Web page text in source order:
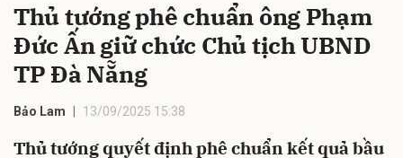
Thủ tướng phê chuẩn ông Phạm
Đức Ấn giữ chức Chủ tịch UBND
TP Đà Nẵng
Bảo Lam 13/09/2025 15:38
Thủ tướng quyết định phê chuẩn kết quả bầu
Hủy